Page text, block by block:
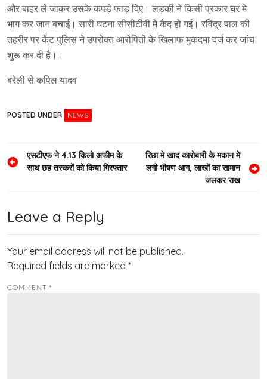
और बाहर ले जाकर उसके कपड़े फाड़ दिए। लड़की ने किसी प्रकार घर मे
भाग कर जान बचाई। सारी घटना सीसीटीवी मे कैद हो गई। रविंद्र पाल की
तहरीर पर कैंट पुलिस ने उपरोक्त आरोपितों के खिलाफ मुकदमा दर्ज कर जांच
शुरू कर दी है।।
बरेली से कपिल यादव
POSTED UNDER NEWS
Post
navigation
एसटीएफ ने 4.13 किलो अफीम के
साथ छह तस्करों को किया गिरफ्तार
रिछा मे खाद कारोबारी के मकान मे
लगी भीषण आग, लाखों का सामान
जलकर राख
Leave a Reply
Your email address will not be published.
Required fields are marked *
COMMENT *